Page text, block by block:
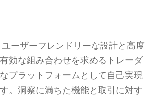
ーザーフレンドリーな設計と高度
効な組み合わせを求めるトレーダ
プラットフォームとして自己実現
。洞察に満ちた機能と取引に対す